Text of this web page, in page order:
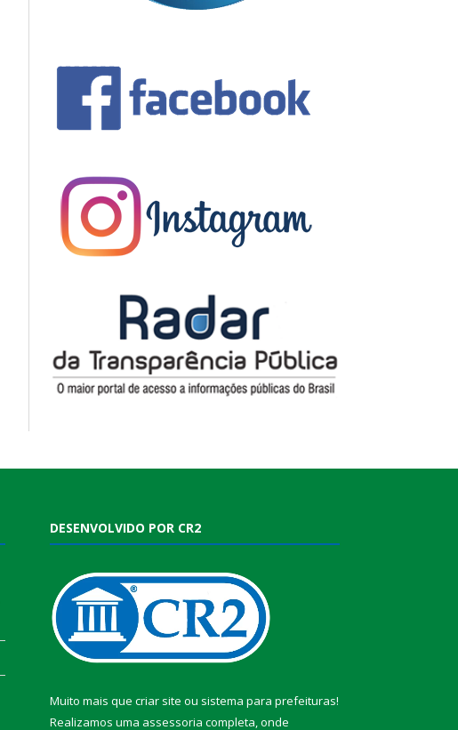
DESENVOLVIDO POR CR2
Muito mais que criar site ou sistema para prefeituras!
Realizamos uma assessoria completa, onde